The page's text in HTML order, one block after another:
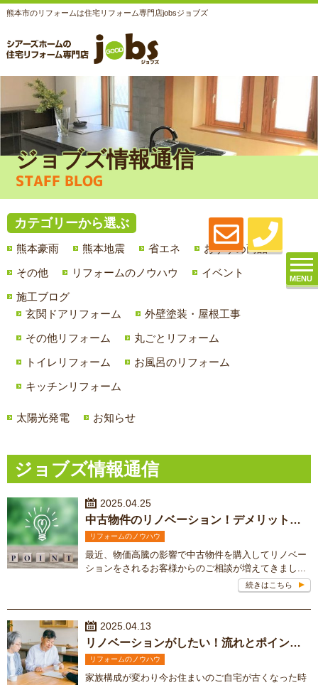
熊本市のリフォームは住宅リフォーム専門店jobsジョブズ
MENU
ジョブズ情報通信
STAFF BLOG
カテゴリーから選ぶ
熊本豪雨 熊本地震 省エネ
おすすめ商品
その他
リフォームのノウハウ
イベント
施工ブログ
玄関ドアリフォーム
外壁塗装・屋根工事
その他リフォーム
丸ごとリフォーム
トイレリフォーム
お風呂のリフォーム
キッチンリフォーム
太陽光発電 お知らせ
ジョブズ情報通信
2025.04.25
中古物件のリノベーション！デメリットはあるの？対処法もご紹介
リフォームのノウハウ
最近、物価高騰の影響で中古物件を購入してリノベー
ションをされるお客様からのご相談が増えてきまし...
続きはこちら
2025.04.13
リノベーションがしたい！流れとポイントをご紹介
リフォームのノウハウ
家族構成が変わり今お住まいのご自宅が古くなった時